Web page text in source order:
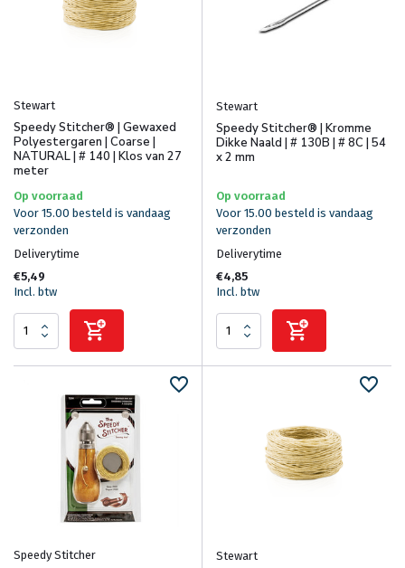
Stewart
Speedy Stitcher® | Gewaxed
Polyestergaren | Coarse |
NATURAL | # 140 | Klos van 27
meter
Op voorraad
Voor 15.00 besteld is vandaag
verzonden
Deliverytime
€5,49
Incl. btw
Stewart
Speedy Stitcher® | Kromme
Dikke Naald | # 130B | # 8C | 54
x 2 mm
Op voorraad
Voor 15.00 besteld is vandaag
verzonden
Deliverytime
€4,85
Incl. btw
Speedy Stitcher Stewart